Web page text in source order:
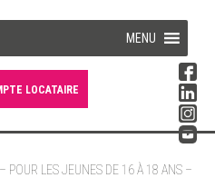
MENU
LOCATAIRE
POUR LES JEUNES DE 16 À 18 ANS –